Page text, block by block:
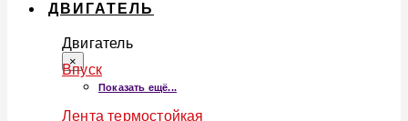
ДВИГАТЕЛЬ
Двигатель
×
Впуск
Показать ещё...
Лента термостойкая